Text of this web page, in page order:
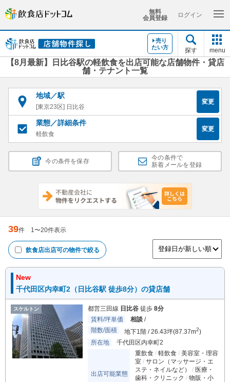
無料
会員登録
ログイン
売り
たい方
探す menu
【8月最新】日比谷駅の軽飲食を出店可能な店舗物件・貸店
舗・テナント一覧
地域／駅
[東京23区] 日比谷
変更
業態／詳細条件
軽飲食
変更
今の条件を保存
今の条件で
新着メールを登録
39件 1〜20件表示
飲食店出店可の物件で絞る
New
千代田区内幸町2（日比谷駅 徒歩8分）の貸店舗
スケルトン 都営三田線 日比谷 徒歩 8分
賃料/坪単価
相談 /
階数/面積
地下1階 / 26.43坪(87.37m2)
所在地
千代田区内幸町2
出店可能業態
重飲食 軽飲食
美容室・理容
室
サロン（マッサージ・エ
ステ・ネイルなど）
医療・
歯科・クリニック
物販・小